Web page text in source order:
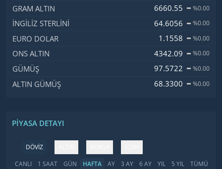
GRAM ALTIN 6660.55 %0.00
İNGILIZ STERLINI 64.6056 %0.00
EURO DOLAR 1.1558 %0.00
ONS ALTIN 4342.09 %0.00
GÜMÜŞ 97.5722 %0.00
ALTIN GÜMÜŞ 68.3300 %0.00
PIYASA DETAYI
DÖVİZ
CANLI
1 SAAT GÜN HAFTA AY 3 AY 6 AY YIL 5 YIL TÜMÜ